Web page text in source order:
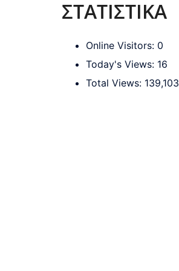
ΣΤΑΤΙΣΤΙΚΑ
Online Visitors: 0
Today's Views: 16
Total Views: 139,103